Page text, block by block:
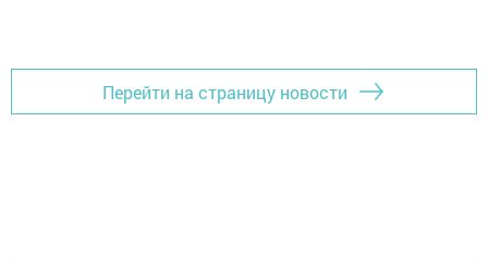
Перейти на страницу новости